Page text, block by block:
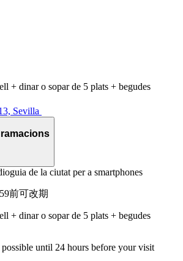
+ dinar o sopar de 5 plats + begudes
Sevilla
de la ciutat per a smartphones
前可改期
+ dinar o sopar de 5 plats + begudes
until 24 hours before your visit